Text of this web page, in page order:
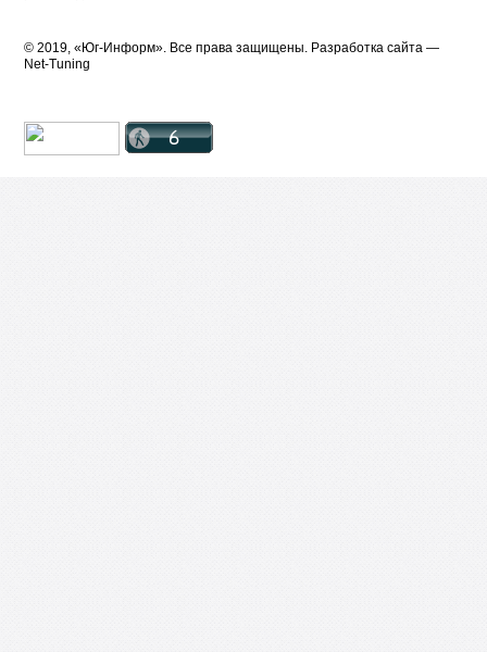
© 2019, «Юг-Информ». Все права защищены. Разработка cайта —
Net-Tuning